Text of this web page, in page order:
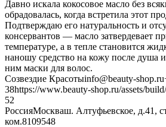
Давно искала кокосовое масло без
обрадовалась, когда встретила этот
Подтверждаю его натуральность и
консервантов — масло затвердевает
температуре, а в тепле становится
наношу средство на кожу после душа
ним маски для волос.
Созвездие Красотыinfo@beauty-shop.ru
38https://www.beauty-shop.ru/assets/
52
РоссияМоскваш. Алтуфьевское, д.41,
ком.8109548